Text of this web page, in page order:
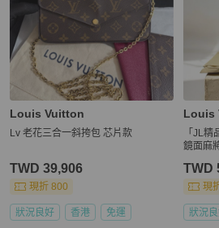
Louis Vuitton
Lv 老花三合一斜挎包 芯片款
TWD 39,906
現折 800
狀況良好 香港 免運
Louis
「JL
鏡面麻
TWD
現
狀況